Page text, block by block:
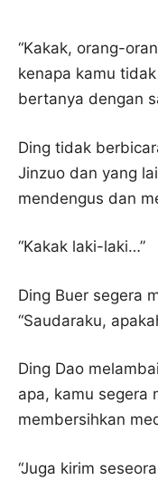
“Kakak, orang-
kenapa kamu
bertanya dengan
Ding tidak
Jinzuo dan yang
mendengus dan
“Kakak laki-laki…”
Ding Buer segera
“Saudaraku,
Ding Dao
apa, kamu segera
membersihkan
“Juga kirim